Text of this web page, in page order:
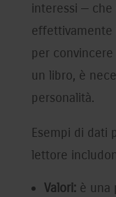
interessi —
effettivamente
per
un libro, è
personalità.
Esempi di dati
lettore
Valori:è una